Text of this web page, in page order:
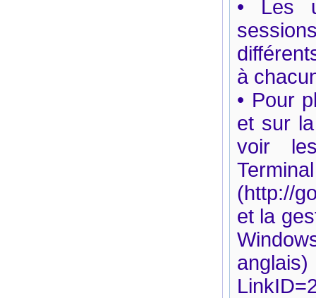
• Les
à
• Pour
et sur
voir
(http://
et la